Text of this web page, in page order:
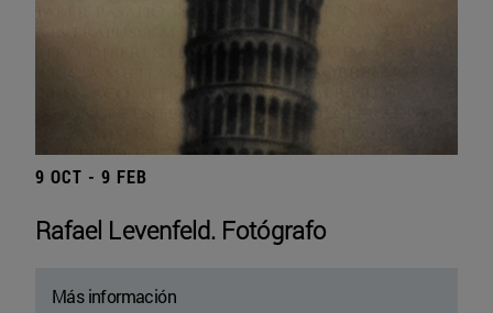
9 OCT - 9 FEB
Rafael Levenfeld. Fotógrafo
Más información